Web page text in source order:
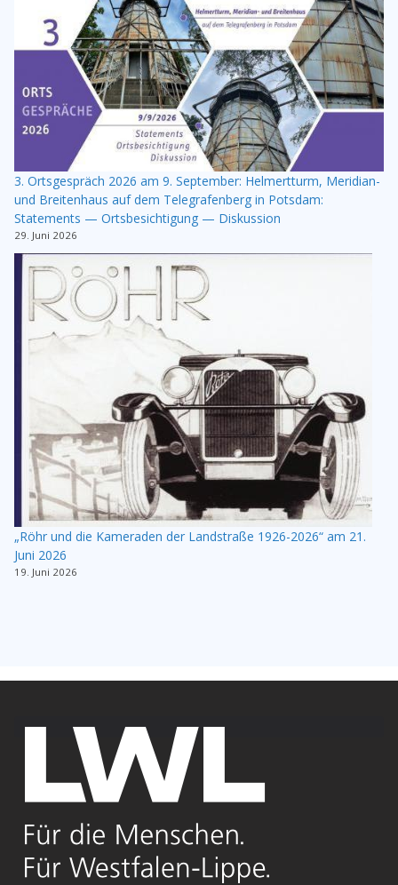
3. Ortsgespräch 2026 am 9. September: Helmertturm, Meridian-
und Breitenhaus auf dem Telegrafenberg in Potsdam:
Statements — Ortsbesichtigung — Diskussion
29. Juni 2026
„Röhr und die Kameraden der Landstraße 1926-2026“ am 21.
Juni 2026
19. Juni 2026